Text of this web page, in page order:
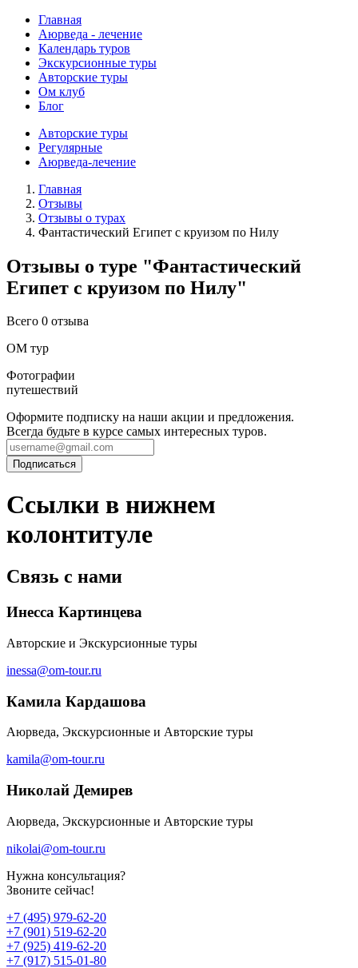
Главная
Аюрведа - лечение
Календарь туров
Экскурсионные туры
Авторские туры
Ом клуб
Блог
Авторские туры
Регулярные
Аюрведа-лечение
Главная
Отзывы
Отзывы о турах
Фантастический Египет с круизом по Нилу
Отзывы о туре "Фантастический
Египет с круизом по Нилу"
Всего 0 отзыва
ОМ тур
Фотографии
путешествий
Оформите подписку на наши акции и предложения.
Всегда будьте в курсе самых интересных туров.
Ссылки в нижнем
колонтитуле
Связь с нами
Инесса Картинцева
Авторские и Экскурсионные туры
inessa@om-tour.ru
Камила Кардашова
Аюрведа, Экскурсионные и Авторские туры
kamila@om-tour.ru
Николай Демирев
Аюрведа, Экскурсионные и Авторские туры
nikolai@om-tour.ru
Нужна консультация?
Звоните сейчас!
+7 (495) 979-62-20
+7 (901) 519-62-20
+7 (925) 419-62-20
+7 (917) 515-01-80